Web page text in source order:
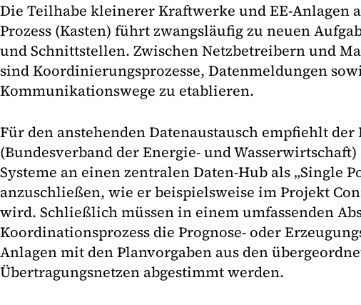
Die Teilhabe kleinerer Kraftwerke und EE-Anlagen
Prozess (Kasten) führt zwangsläufig zu neuen
und Schnittstellen. Zwischen Netzbetreibern und
sind Koordinierungsprozesse, Datenmeldungen
Kommunikationswege zu etablieren.
Für den anstehenden Datenaustausch empfiehlt der
(Bundesverband der Energie- und
Systeme an einen zentralen Daten-Hub als „Single
anzuschließen, wie er beispielsweise im Projekt
wird. Schließlich müssen in einem umfassenden
Koordinationsprozess die Prognose- oder
Anlagen mit den Planvorgaben aus den
Übertragungsnetzen abgestimmt werden.